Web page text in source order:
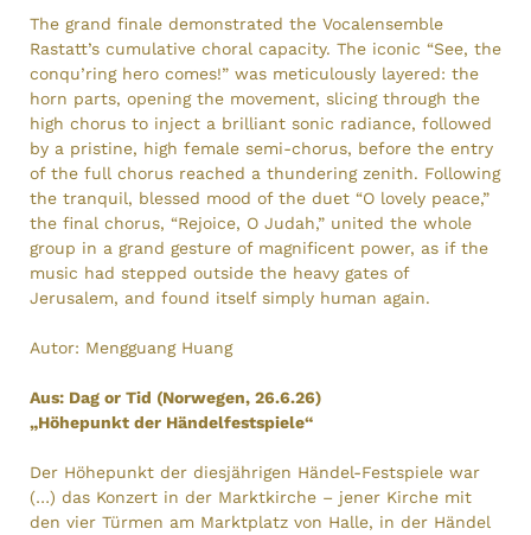
The grand finale demonstrated the Vocalensemble
Rastatt’s cumulative choral capacity. The iconic “See, the
conqu’ring hero comes!” was meticulously layered: the
horn parts, opening the movement, slicing through the
high chorus to inject a brilliant sonic radiance, followed
by a pristine, high female semi-chorus, before the entry
of the full chorus reached a thundering zenith. Following
the tranquil, blessed mood of the duet “O lovely peace,”
the final chorus, “Rejoice, O Judah,” united the whole
group in a grand gesture of magnificent power, as if the
music had stepped outside the heavy gates of
Jerusalem, and found itself simply human again.
Autor: Mengguang Huang
Aus: Dag or Tid (Norwegen, 26.6.26)
„Höhepunkt der Händelfestspiele“
Der Höhepunkt der diesjährigen Händel-Festspiele war
(…) das Konzert in der Marktkirche – jener Kirche mit
den vier Türmen am Marktplatz von Halle, in der Händel